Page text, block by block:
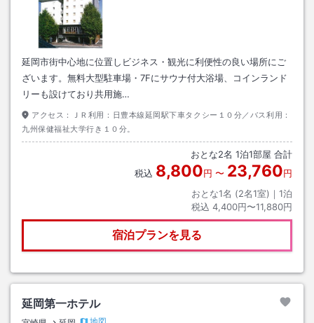
延岡市街中心地に位置しビジネス・観光に利便性の良い場所にご
ざいます。無料大型駐車場・7Fにサウナ付大浴場、コインランド
リーも設けており共用施…
アクセス：
ＪＲ利用：日豊本線延岡駅下車タクシー１０分／バス利用：
九州保健福祉大学行き１０分。
おとな2名 1泊1部屋 合計
税込 8,800円 〜 23,760円
おとな1名 (2名1室)｜ 1泊
税込 4,400円〜11,880円
宿泊プランを見る
延岡第一ホテル